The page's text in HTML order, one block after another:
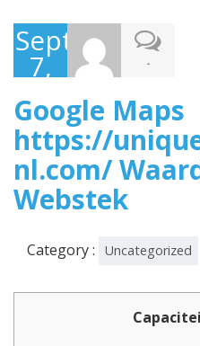
September
7,
2021
-
Google Maps
https://
nl.com/
Webstek
Category : Uncategorized